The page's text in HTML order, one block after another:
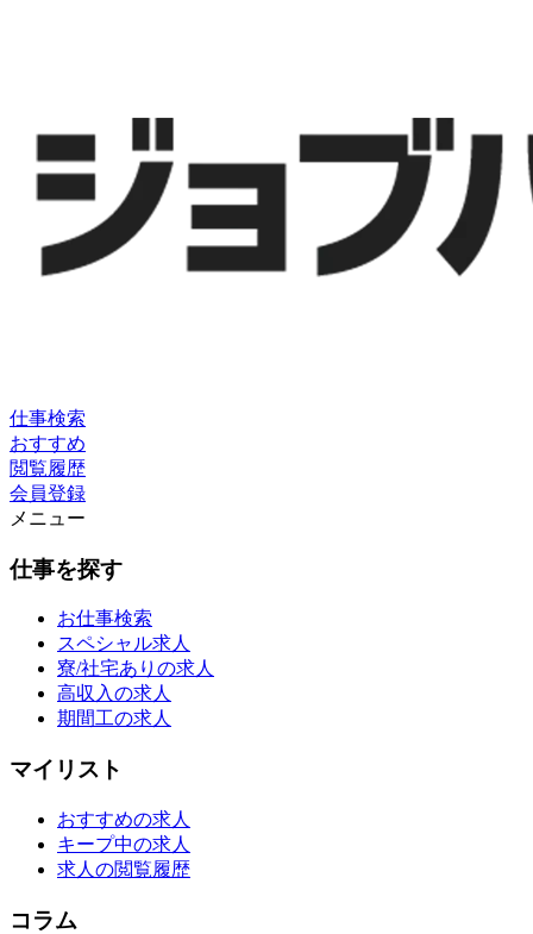
仕事検索
おすすめ
閲覧履歴
会員登録
メニュー
仕事を探す
お仕事検索
スペシャル求人
寮/社宅ありの求人
高収入の求人
期間工の求人
マイリスト
おすすめの求人
キープ中の求人
求人の閲覧履歴
コラム